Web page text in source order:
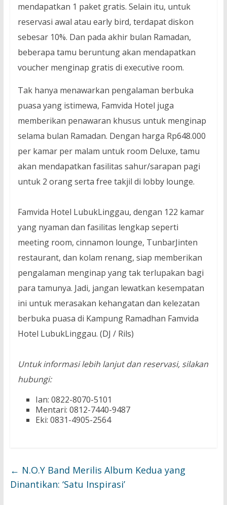
mendapatkan 1 paket gratis. Selain itu, untuk
reservasi awal atau early bird, terdapat diskon
sebesar 10%. Dan pada akhir bulan Ramadan,
beberapa tamu beruntung akan mendapatkan
voucher menginap gratis di executive room.
Tak hanya menawarkan pengalaman berbuka
puasa yang istimewa, Famvida Hotel juga
memberikan penawaran khusus untuk menginap
selama bulan Ramadan. Dengan harga Rp648.000
per kamar per malam untuk room Deluxe, tamu
akan mendapatkan fasilitas sahur/sarapan pagi
untuk 2 orang serta free takjil di lobby lounge.
Famvida Hotel LubukLinggau, dengan 122 kamar
yang nyaman dan fasilitas lengkap seperti
meeting room, cinnamon lounge, TunbarJinten
restaurant, dan kolam renang, siap memberikan
pengalaman menginap yang tak terlupakan bagi
para tamunya. Jadi, jangan lewatkan kesempatan
ini untuk merasakan kehangatan dan kelezatan
berbuka puasa di Kampung Ramadhan Famvida
Hotel LubukLinggau. (DJ / Rils)
Untuk informasi lebih lanjut dan reservasi, silakan
hubungi:
Ian: 0822-8070-5101
Mentari: 0812-7440-9487
Eki: 0831-4905-2564
← N.O.Y Band Merilis Album Kedua yang
Dinantikan: ‘Satu Inspirasi’